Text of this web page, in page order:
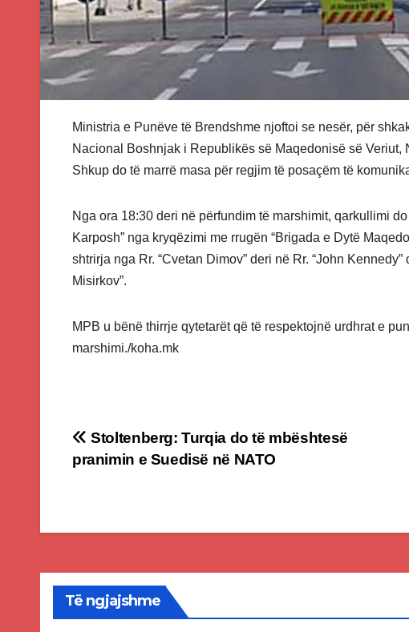
Ministria e Punëve të Brendshme njoftoi se nesër, për
Nacional Boshnjak i Republikës së Maqedonisë së
Shkup do të marrë masa për regjim të posaçëm të
Nga ora 18:30 deri në përfundim të marshimit, qarkullimi
Karposh” nga kryqëzimi me rrugën “Brigada e Dytë
shtrirja nga Rr. “Cvetan Dimov” deri në Rr. “John
Misirkov”.
MPB u bënë thirrje qytetarët që të respektojnë urdhrat e
marshimi./koha.mk
Post
navigation
Stoltenberg: Turqia do të mbështesë
pranimin e Suedisë në NATO
Të ngjajshme